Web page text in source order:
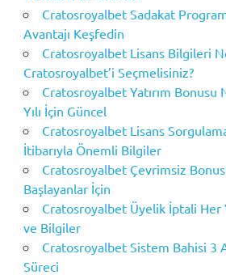
Cratosroyalbet Sadakat
Avantajı Keşfedin
Cratosroyalbet Lisans Bilgileri
Cratosroyalbet’i Seçmelisiniz?
Cratosroyalbet Yatırım Bonusu
Yılı İçin Güncel
Cratosroyalbet Lisans
İtibarıyla Önemli Bilgiler
Cratosroyalbet Çevrimsiz Bonus
Başlayanlar İçin
Cratosroyalbet Üyelik İptali Her
ve Bilgiler
Cratosroyalbet Sistem Bahisi 3
Süreci